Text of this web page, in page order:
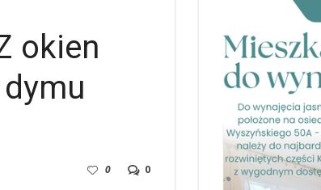
okien
0
0